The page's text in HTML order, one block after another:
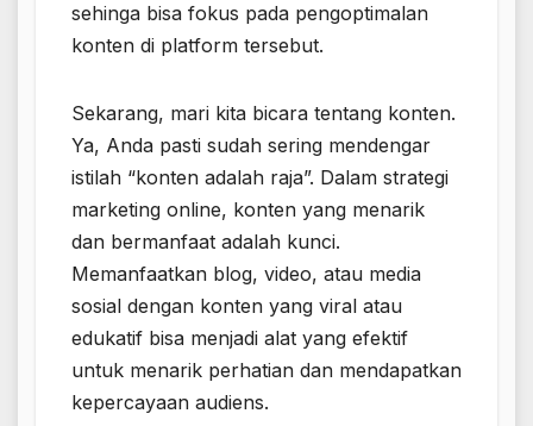
sehinga bisa fokus pada pengoptimalan
konten di platform tersebut.
Sekarang, mari kita bicara tentang konten.
Ya, Anda pasti sudah sering mendengar
istilah “konten adalah raja”. Dalam strategi
marketing online, konten yang menarik
dan bermanfaat adalah kunci.
Memanfaatkan blog, video, atau media
sosial dengan konten yang viral atau
edukatif bisa menjadi alat yang efektif
untuk menarik perhatian dan mendapatkan
kepercayaan audiens.